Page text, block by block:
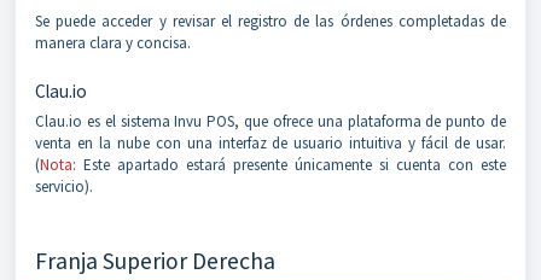
Se puede acceder y revisar el registro de las órdenes completadas de
manera clara y concisa.
Clau.io
Clau.io es el sistema Invu POS, que ofrece una plataforma de punto de
venta en la nube con una interfaz de usuario intuitiva y fácil de usar.
(Nota: Este apartado estará presente únicamente si cuenta con este
servicio).
Franja Superior Derecha